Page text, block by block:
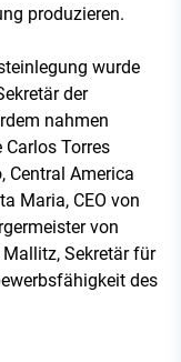
produzieren.
wurde
der
nahmen
Torres
Central America
Maria, CEO von
von
Sekretär für
des